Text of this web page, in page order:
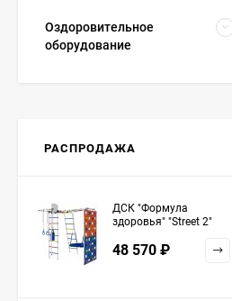
Оздоровительное
оборудование
РАСПРОДАЖА
ДСК "Формула
здоровья" "Street 2"
48 570